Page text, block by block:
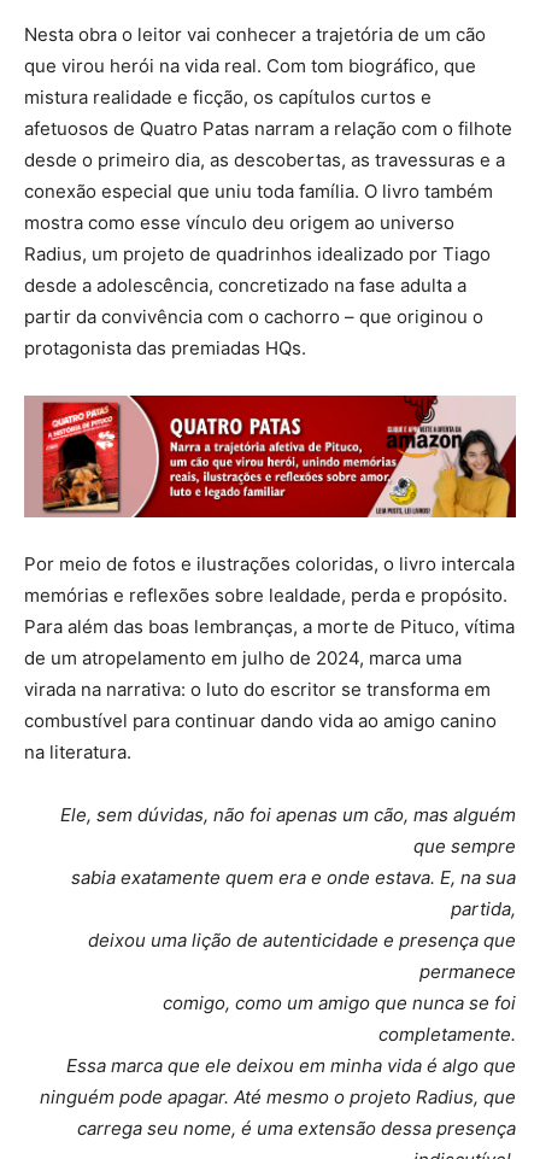
Nesta obra o leitor vai conhecer a trajetória de um cão
que virou herói na vida real. Com tom biográfico, que
mistura realidade e ficção, os capítulos curtos e
afetuosos de Quatro Patas narram a relação com o filhote
desde o primeiro dia, as descobertas, as travessuras e a
conexão especial que uniu toda família. O livro também
mostra como esse vínculo deu origem ao universo
Radius, um projeto de quadrinhos idealizado por Tiago
desde a adolescência, concretizado na fase adulta a
partir da convivência com o cachorro – que originou o
protagonista das premiadas HQs.
Por meio de fotos e ilustrações coloridas, o livro intercala
memórias e reflexões sobre lealdade, perda e propósito.
Para além das boas lembranças, a morte de Pituco, vítima
de um atropelamento em julho de 2024, marca uma
virada na narrativa: o luto do escritor se transforma em
combustível para continuar dando vida ao amigo canino
na literatura.
Ele, sem dúvidas, não foi apenas um cão, mas alguém
que sempre
sabia exatamente quem era e onde estava. E, na sua
partida,
deixou uma lição de autenticidade e presença que
permanece
comigo, como um amigo que nunca se foi
completamente.
Essa marca que ele deixou em minha vida é algo que
ninguém pode apagar. Até mesmo o projeto Radius, que
carrega seu nome, é uma extensão dessa presença